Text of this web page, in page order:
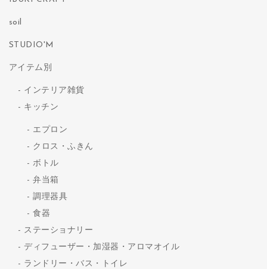
soil
STUDIO'M
アイテム別
インテリア雑貨
キッチン
エプロン
クロス・ふきん
ボトル
弁当箱
調理器具
食器
ステーショナリー
ディフューザー・加湿器・アロマオイル
ランドリー・バス・トイレ